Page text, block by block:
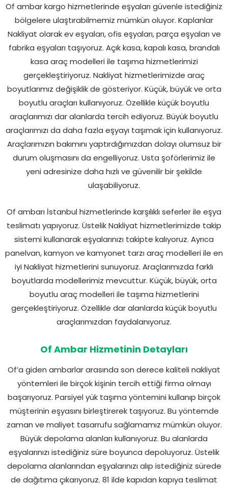
Of ambar kargo hizmetlerinde eşyaları güvenle istediğiniz
bölgelere ulaştırabilmemiz mümkün oluyor. Kaplanlar
Nakliyat olarak ev eşyaları, ofis eşyaları, parça eşyaları ve
fabrika eşyaları taşıyoruz. Açık kasa, kapalı kasa, brandalı
kasa araç modelleri ile taşıma hizmetlerimizi
gerçekleştiriyoruz. Nakliyat hizmetlerimizde araç
boyutlarımız değişiklik de gösteriyor. Küçük, büyük ve orta
boyutlu araçları kullanıyoruz. Özellikle küçük boyutlu
araçlarımızı dar alanlarda tercih ediyoruz. Büyük boyutlu
araçlarımızı da daha fazla eşyayı taşımak için kullanıyoruz.
Araçlarımızın bakımını yaptırdığımızdan dolayı olumsuz bir
durum oluşmasını da engelliyoruz. Usta şoförlerimiz ile
yeni adresinize daha hızlı ve güvenilir bir şekilde
ulaşabiliyoruz.
Of ambarı İstanbul hizmetlerinde karşılıklı seferler ile eşya
teslimatı yapıyoruz. Üstelik Nakliyat hizmetlerimizde takip
sistemi kullanarak eşyalarınızı takipte kalıyoruz. Ayrıca
panelvan, kamyon ve kamyonet tarzı araç modelleri ile en
iyi Nakliyat hizmetlerini sunuyoruz. Araçlarımızda farklı
boyutlarda modellerimiz mevcuttur. Küçük, büyük, orta
boyutlu araç modelleri ile taşıma hizmetlerini
gerçekleştiriyoruz. Özellikle dar alanlarda küçük boyutlu
araçlarımızdan faydalanıyoruz.
Of Ambar Hizmetinin Detayları
Of’a giden ambarlar arasında son derece kaliteli nakliyat
yöntemleri ile birçok kişinin tercih ettiği firma olmayı
başarıyoruz. Parsiyel yük taşıma yöntemini kullanıp birçok
müşterinin eşyasını birleştirerek taşıyoruz. Bu yöntemde
zaman ve maliyet tasarrufu sağlamamız mümkün oluyor.
Büyük depolama alanları kullanıyoruz. Bu alanlarda
eşyalarınızı istediğiniz süre boyunca depoluyoruz. Üstelik
depolama alanlarından eşyalarınızı alıp istediğiniz sürede
de dağıtıma çıkarıyoruz. 81 ilde kapıdan kapıya teslimat